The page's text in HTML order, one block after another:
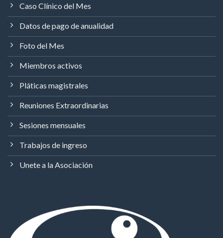
Caso Clínico del Mes
Datos de pago de anualidad
Foto del Mes
Miembros activos
Pláticas magistrales
Reuniones Extraordinarias
Sesiones mensuales
Trabajos de ingreso
Unete a la Asociación